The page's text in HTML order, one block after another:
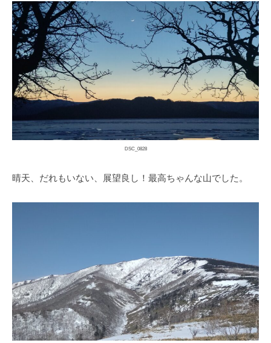
DSC_0828
晴天、だれもいない、展望良し！最高ちゃんな山でした。